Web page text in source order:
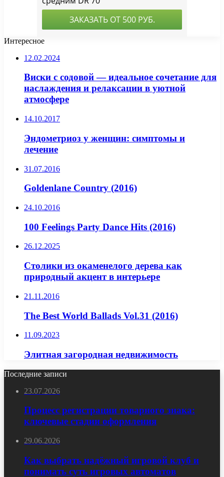
Интересное
12.02.2024
Виски с содовой — идеальное сочетание для
наслаждения и релаксации в уютной
атмосфере
14.10.2017
Эндометриоз у женщин: симптомы и
лечение
31.07.2016
Goldenlane Country (2016)
24.10.2016
100 Feelings Party Dance Hits (2016)
26.12.2025
Столики из окаменелого дерева как
природный акцент в интерьере
21.11.2016
The Best World Ballads Vol.31 (2016)
11.09.2023
Элитная загородная недвижимость
Последние записи
23.07.2026
Процесс регистрации товарного знака:
ключевые стадии оформления
29.06.2026
Как выбрать надёжный игровой клуб и
понимать суть игровых автоматов